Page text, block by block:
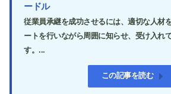
ードル
従業員承継を成功させるには、適切な人材
ートを行いながら周囲に知らせ、受け入れ
す。...
この記事を読む